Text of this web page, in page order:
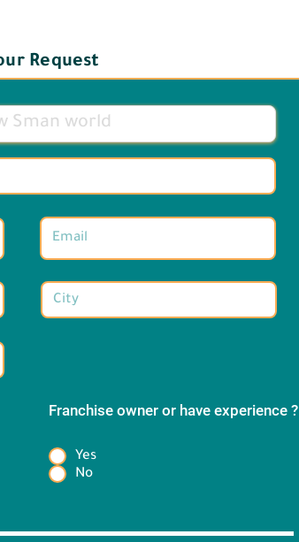
Request
Franchise owner or have experience ?
Yes
No